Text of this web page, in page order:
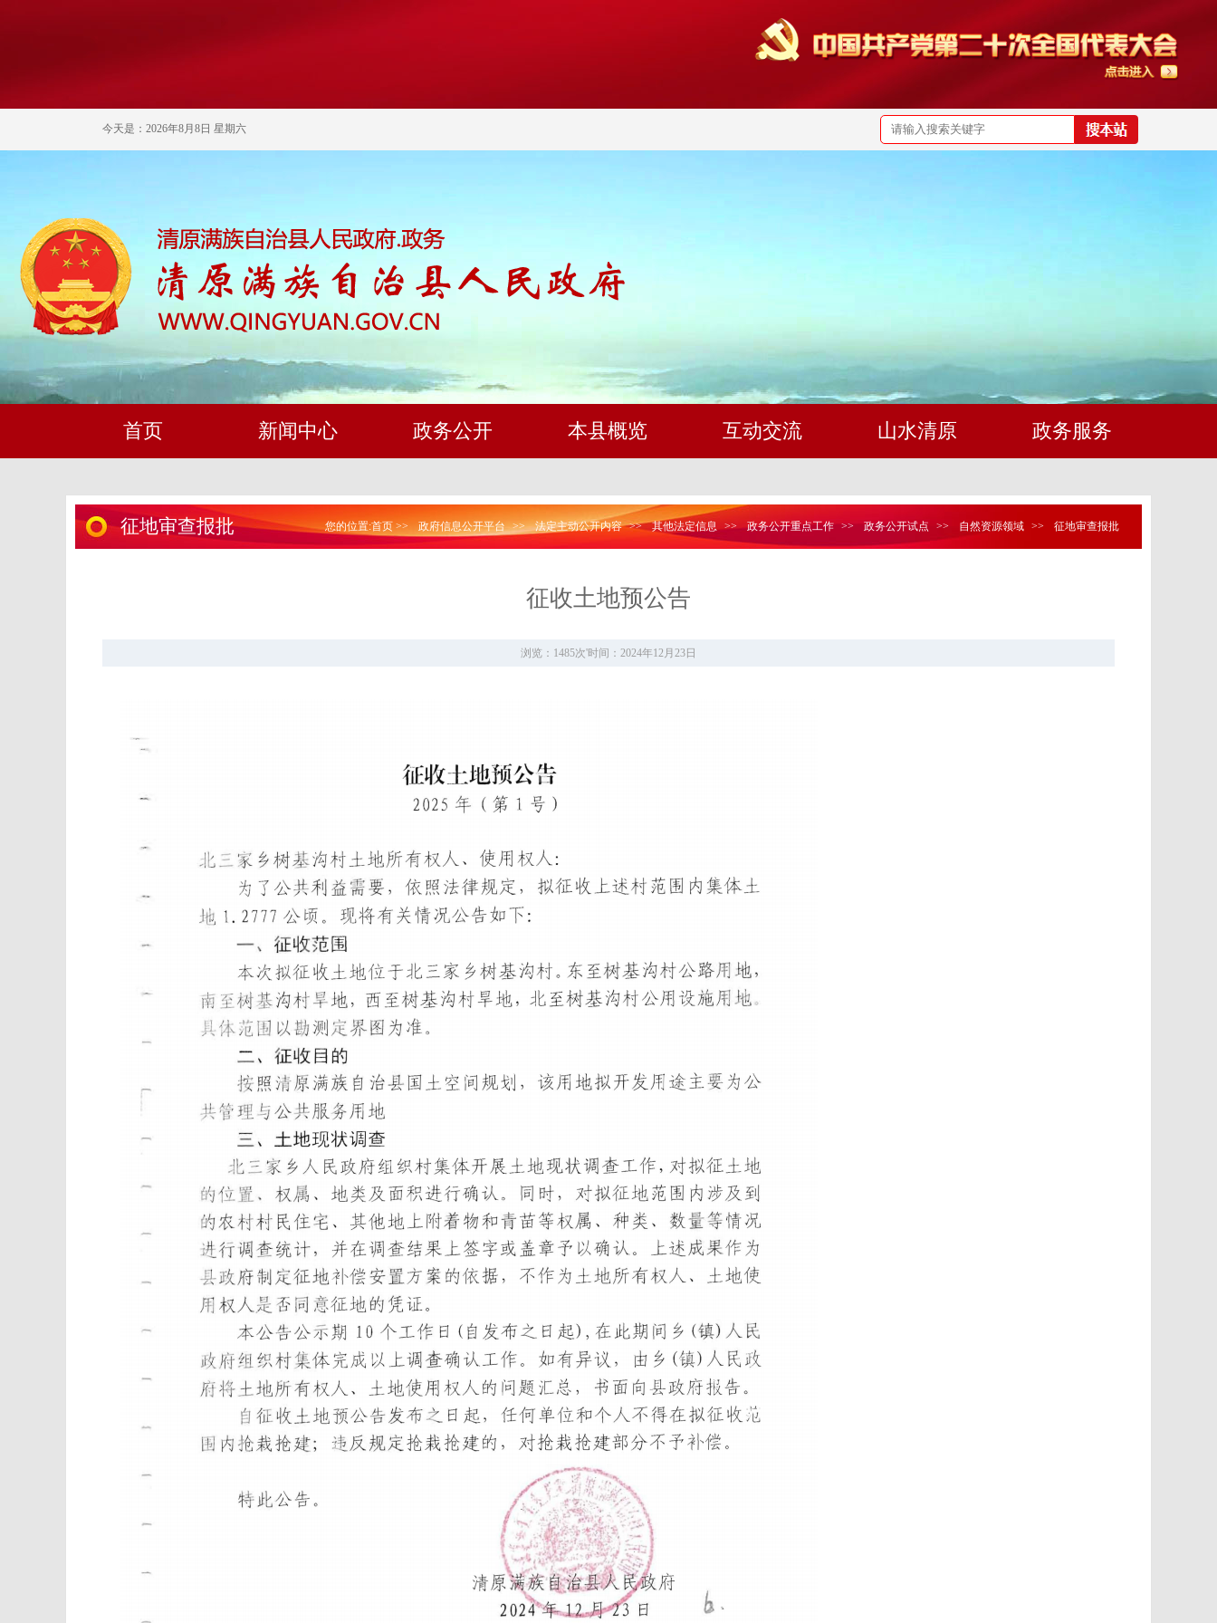
今天是：2026年8月8日 星期六
首页 新闻中心 政务公开 本县概览 互动交流 山水清原 政务服务
征地审查报批 您的位置:首页 >> 政府信息公开平台 >> 法定主动公开内容 >> 其他法定信息 >> 政务公开重点工作 >> 政务公开试点 >> 自然资源领域 >> 征地审查报批
征收土地预公告
浏览：1485次'时间：2024年12月23日